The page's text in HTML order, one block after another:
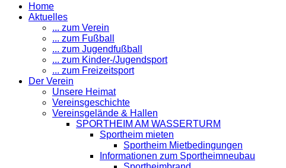
Home
Aktuelles
... zum Verein
... zum Fußball
... zum Jugendfußball
... zum Kinder-/Jugendsport
... zum Freizeitsport
Der Verein
Unsere Heimat
Vereinsgeschichte
Vereinsgelände & Hallen
SPORTHEIM AM WASSERTURM
Sportheim mieten
Sportheim Mietbedingungen
Informationen zum Sportheimneubau